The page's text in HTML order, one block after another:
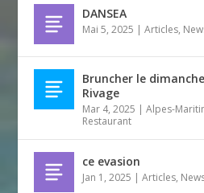
DANSEA
Mai 5, 2025 |Articles,
Bruncher le
Rivage
Mar 4, 2025 |Alpes-
Restaurant
ce evasion
Jan 1, 2025 |Articles,